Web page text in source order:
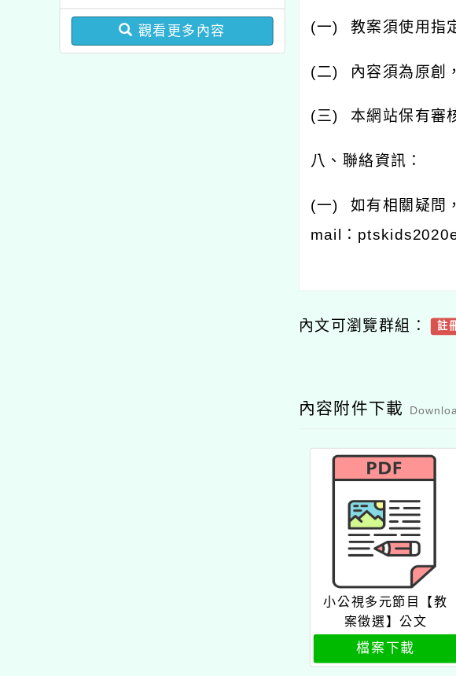
局辦理「115年度教師專
業成長研習實施計畫－夢
觀看更多內容 (一) 教案須使用指
(二) 內容須為原創
(三) 本網站保有審
八、聯絡資訊：
(一) 如有相關疑問
mail
：
內文可瀏覽群組： 註
內容附件下載
小公視多元節目【教
案徵選】公文
檔案下載